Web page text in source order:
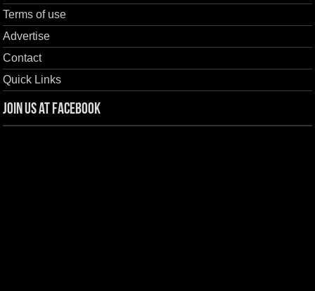
Terms of use
Advertise
Contact
Quick Links
Join us at Facebook